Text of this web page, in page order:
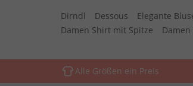
Dirndl Dessous Elegante
Damen Shirt mit Spitze
Damen
Alle Größen ein Preis